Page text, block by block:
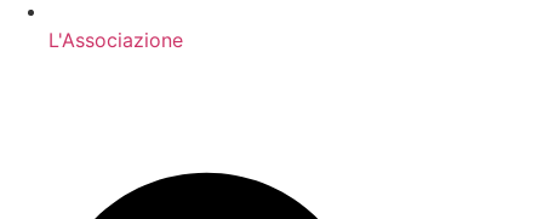
L'Associazione